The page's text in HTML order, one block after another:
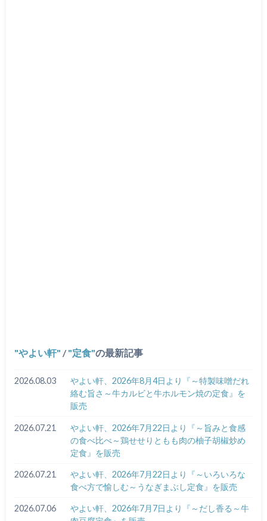
やよい軒 / 定食 の最新記事
2026.08.03
やよい軒、2026年8月4日より『～特製味噌だれ
絡む旨さ～牛カルビと牛ホルモン焼の定食』を
販売
2026.07.21
やよい軒、2026年7月22日より『～旨みと食感
の食べ比べ～鶏せせりともも肉の柚子胡椒炒め
定食』を販売
2026.07.21
やよい軒、2026年7月22日より『～いろいろな
食べ方で愉しむ～うなぎまぶし定食』を販売
2026.07.06
やよい軒、2026年7月7日より『～だし香る～牛